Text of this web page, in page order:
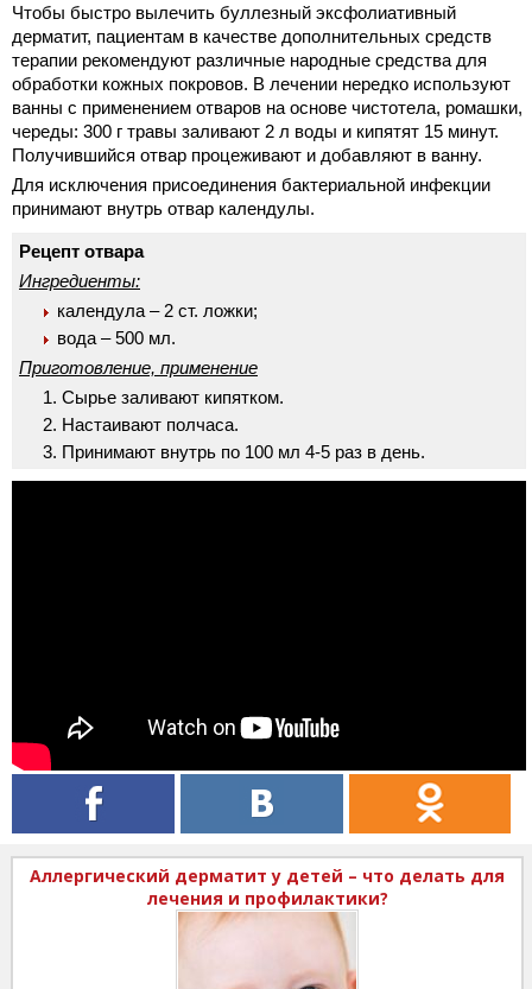
Чтобы быстро вылечить буллезный эксфолиативный
дерматит, пациентам в качестве дополнительных средств
терапии рекомендуют различные народные средства для
обработки кожных покровов. В лечении нередко используют
ванны с применением отваров на основе чистотела, ромашки,
череды: 300 г травы заливают 2 л воды и кипятят 15 минут.
Получившийся отвар процеживают и добавляют в ванну.
Для исключения присоединения бактериальной инфекции
принимают внутрь отвар календулы.
Рецепт отвара
Ингредиенты:
календула – 2 ст. ложки;
вода – 500 мл.
Приготовление, применение
Сырье заливают кипятком.
Настаивают полчаса.
Принимают внутрь по 100 мл 4-5 раз в день.
Аллергический дерматит у детей – что делать для
лечения и профилактики?